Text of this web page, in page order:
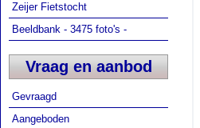
Zeijer Fietstocht
Beeldbank - 3475 foto's -
Vraag en aanbod
Gevraagd
Aangeboden